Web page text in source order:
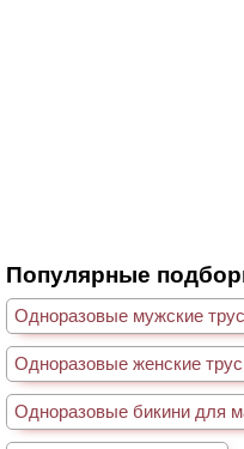
Популярные
Одноразовые мужские
Одноразовые женские
Одноразовые бикини для